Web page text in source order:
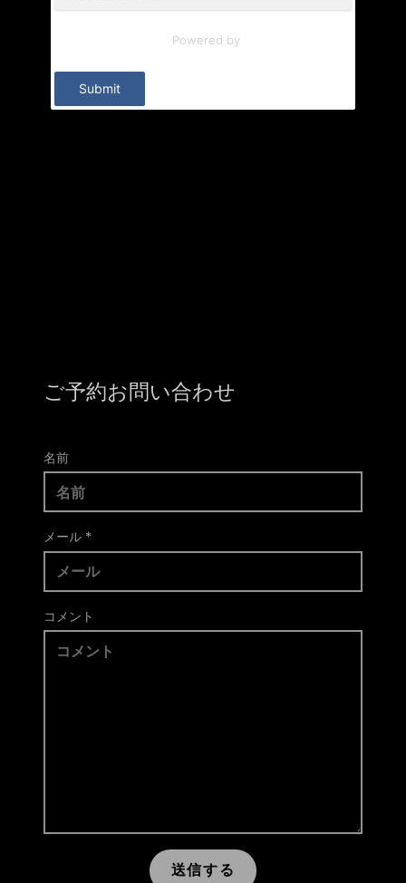
Powered by
Submit
ご予約お問い合わせ
名前
メール *
コメント
送信する